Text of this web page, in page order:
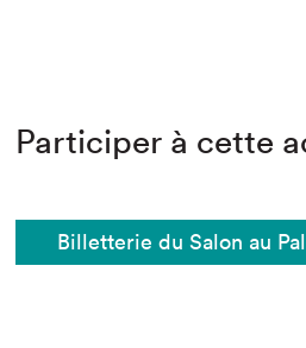
Participer à cette
Billetterie du Salon au